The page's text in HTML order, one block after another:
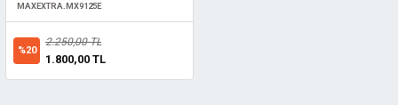
MAXEXTRA.MX9125E
%20
2.250,00 TL
1.800,00 TL